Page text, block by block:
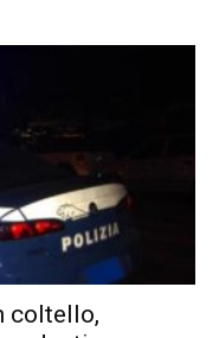
coltello,